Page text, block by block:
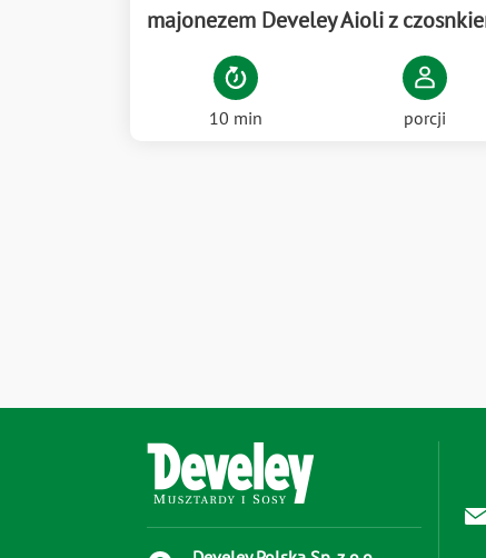
majonezem Develey Aioli z
10 min porcji